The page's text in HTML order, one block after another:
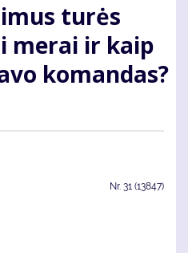
turės
merai ir kaip
komandas?
Nr. 31 (13847)